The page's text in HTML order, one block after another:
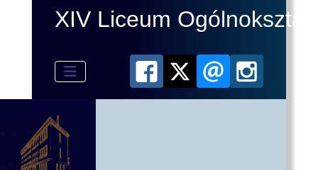
XIV Liceum